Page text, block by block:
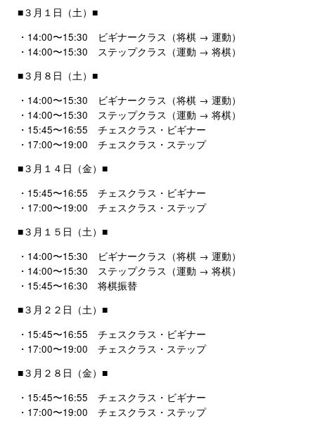
■３月１日（土）■
・14:00〜15:30 ビギナークラス（将棋 → 運動）
・14:00〜15:30 ステップクラス（運動 → 将棋）
■３月８日（土）■
・14:00〜15:30 ビギナークラス（将棋 → 運動）
・14:00〜15:30 ステップクラス（運動 → 将棋）
・15:45〜16:55 チェスクラス・ビギナー
・17:00〜19:00 チェスクラス・ステップ
■３月１４日（金）■
・15:45〜16:55 チェスクラス・ビギナー
・17:00〜19:00 チェスクラス・ステップ
■３月１５日（土）■
・14:00〜15:30 ビギナークラス（将棋 → 運動）
・14:00〜15:30 ステップクラス（運動 → 将棋）
・15:45〜16:30 将棋振替
■３月２２日（土）■
・15:45〜16:55 チェスクラス・ビギナー
・17:00〜19:00 チェスクラス・ステップ
■３月２８日（金）■
・15:45〜16:55 チェスクラス・ビギナー
・17:00〜19:00 チェスクラス・ステップ